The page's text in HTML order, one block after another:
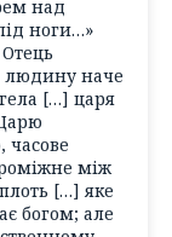
над
ноги…»
людину наче
[…] царя
часове
між
[…] яке
богом; але